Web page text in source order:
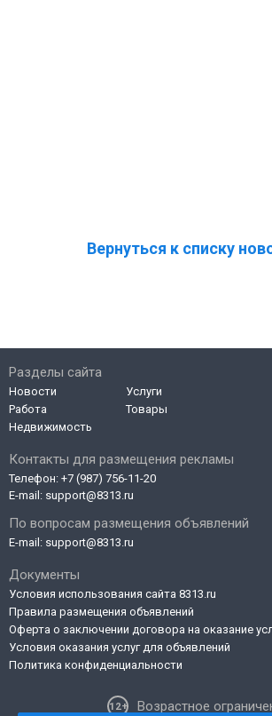
Вернуться к списку
Контакты для размещения рекламы
Телефон: +7 (987) 756-11-20
E-mail: support@8313.ru
По вопросам размещения объявлений
E-mail: support@8313.ru
Документы
Условия использования сайта 8313.ru
Правила размещения объявлений
Оферта о заключении договора на оказание
Условия оказания услуг для объявлений
Политика конфиденциальности
Возрастное
Разделы сайта
Новости
Работа
Недвижимость
Услуги
Товары